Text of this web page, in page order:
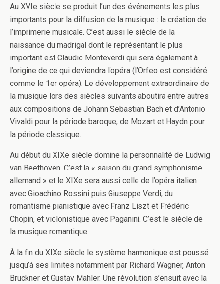
Au XVIe siècle se produit l’un des événements les plus
importants pour la diffusion de la musique : la création de
l’imprimerie musicale. C’est aussi le siècle de la
naissance du madrigal dont le représentant le plus
important est Claudio Monteverdi qui sera également à
l’origine de ce qui deviendra l’opéra (l’Orfeo est considéré
comme le 1er opéra). Le développement extraordinaire de
la musique lors des siècles suivants aboutira entre autres
aux compositions de Johann Sebastian Bach et d’Antonio
Vivaldi pour la période baroque, de Mozart et Haydn pour
la période classique.
Au début du XIXe siècle domine la personnalité de Ludwig
van Beethoven. C’est la « saison du grand symphonisme
allemand » et le XIXe sera aussi celle de l’opéra italien
avec Gioachino Rossini puis Giuseppe Verdi, du
romantisme pianistique avec Franz Liszt et Frédéric
Chopin, et violonistique avec Paganini. C’est le siècle de
la musique romantique.
À la fin du XIXe siècle le système harmonique est poussé
jusqu’à ses limites notamment par Richard Wagner, Anton
Bruckner et Gustav Mahler. Une révolution s’ensuit avec la